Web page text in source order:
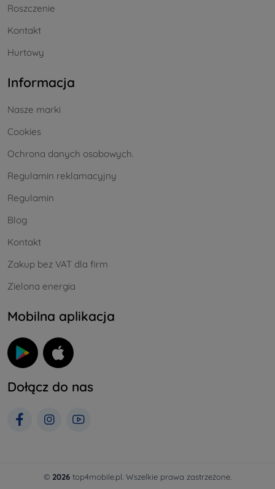
Roszczenie
Kontakt
Hurtowy
Informacja
Nasze marki
Cookies
Ochrona danych osobowych.
Regulamin reklamacyjny
Regulamin
Blog
Kontakt
Zakup bez VAT dla firm
Zielona energia
Mobilna aplikacja
Dołącz do nas
© 2026 top4mobile.pl. Wszelkie prawa zastrzeżone.